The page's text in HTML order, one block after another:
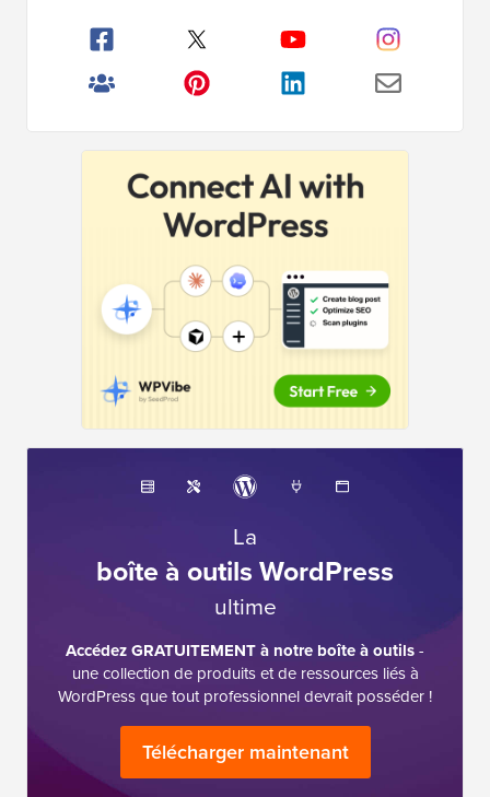
La
boîte à outils WordPress
ultime
Accédez GRATUITEMENT à notre boîte à outils-
une collection de produits et de ressources liés à
WordPress que tout professionnel devrait posséder !
Télécharger maintenant